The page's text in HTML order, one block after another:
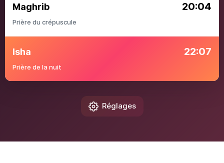
Maghrib 20:04
Prière du crépuscule
Isha 22:07
Prière de la nuit
Réglages